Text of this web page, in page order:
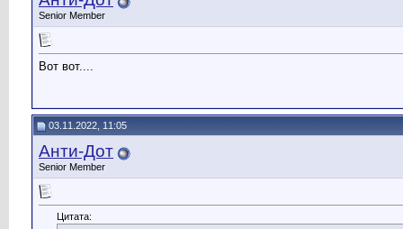
Senior Member
Вот вот....
03.11.2022, 11:05
Анти-Дот
Senior Member
Цитата: